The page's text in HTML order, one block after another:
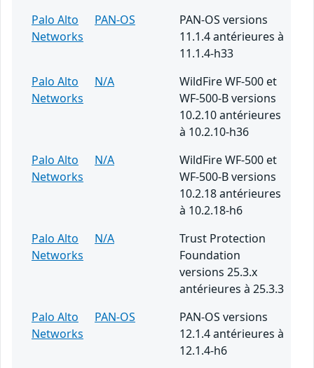
Palo Alto
Networks
PAN-OS
PAN-OS versions
11.1.4 antérieures à
11.1.4-h33
Palo Alto
Networks
N/A
WildFire WF-500 et
WF-500-B versions
10.2.10 antérieures
à 10.2.10-h36
Palo Alto
Networks
N/A
WildFire WF-500 et
WF-500-B versions
10.2.18 antérieures
à 10.2.18-h6
Palo Alto
Networks
N/A
Trust Protection
Foundation
versions 25.3.x
antérieures à 25.3.3
Palo Alto
Networks
PAN-OS
PAN-OS versions
12.1.4 antérieures à
12.1.4-h6